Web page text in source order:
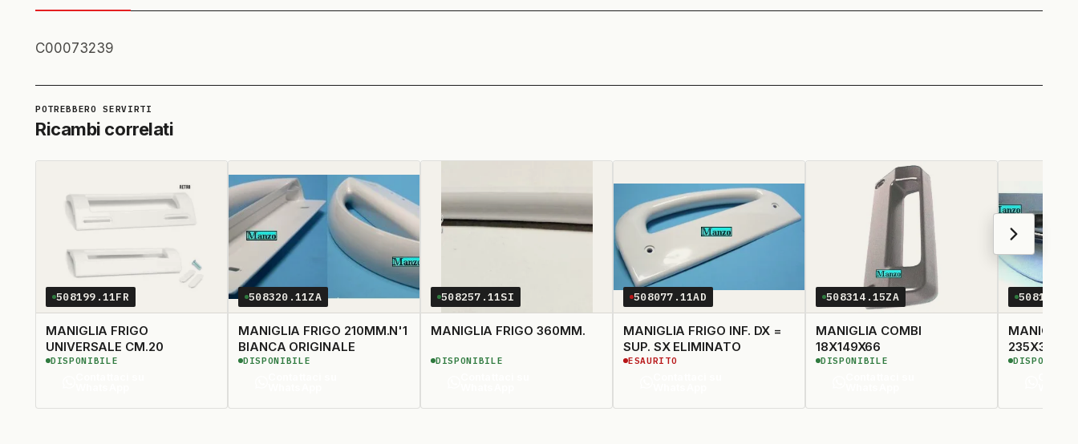
C00073239
Ricambi correlati
508199.11FR
MANIGLIA FRIGO
UNIVERSALE CM.20
DISPONIBILE
508320.11ZA
MANIGLIA FRIGO 210MM.N'1
BIANCA ORIGINALE
DISPONIBILE
508257.11SI
MANIGLIA FRIGO 360MM.
DISPONIBILE
508077.11AD
MANIGLIA FRIGO INF. DX =
SUP. SX ELIMINATO
ESAURITO
508314.15ZA
MANIGLIA COMBI
18X149X66
DISPONIBILE
MANIGLIA